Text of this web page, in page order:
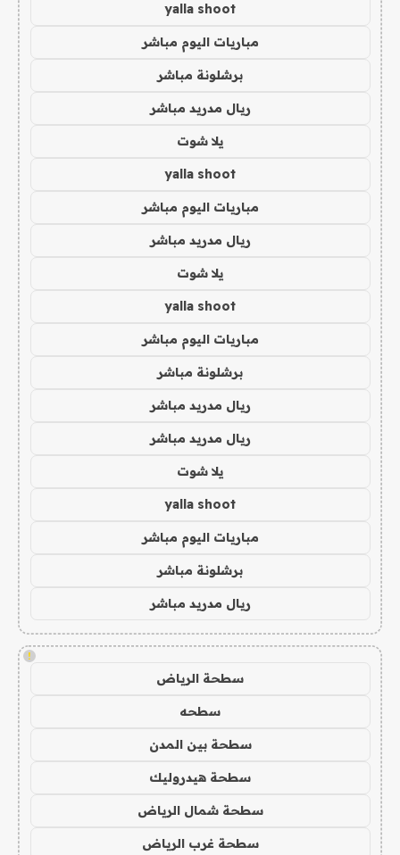
yalla shoot
مباريات اليوم مباشر
برشلونة مباشر
ريال مدريد مباشر
يلا شوت
yalla shoot
مباريات اليوم مباشر
ريال مدريد مباشر
يلا شوت
yalla shoot
مباريات اليوم مباشر
برشلونة مباشر
ريال مدريد مباشر
ريال مدريد مباشر
يلا شوت
yalla shoot
مباريات اليوم مباشر
برشلونة مباشر
ريال مدريد مباشر
!
سطحة الرياض
سطحه
سطحة بين المدن
سطحة هيدروليك
سطحة شمال الرياض
سطحة غرب الرياض